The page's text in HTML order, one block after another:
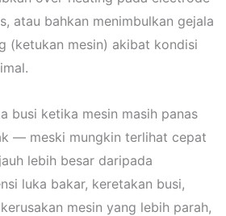
atau bahkan menimbulkan gejala
(ketukan mesin) akibat kondisi
busi ketika mesin masih panas
— meski mungkin terlihat cepat
lebih besar daripada
luka bakar, keretakan busi,
mesin yang lebih parah,